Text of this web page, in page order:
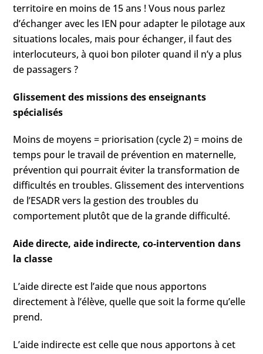
territoire en moins de 15 ans ! Vous nous parlez
d’échanger avec les IEN pour adapter le pilotage aux
situations locales, mais pour échanger, il faut des
interlocuteurs, à quoi bon piloter quand il n’y a plus
de passagers ?
Glissement des missions des enseignants
spécialisés
Moins de moyens = priorisation (cycle 2) = moins de
temps pour le travail de prévention en maternelle,
prévention qui pourrait éviter la transformation de
difficultés en troubles. Glissement des interventions
de l’ESADR vers la gestion des troubles du
comportement plutôt que de la grande difficulté.
Aide directe, aide indirecte, co-intervention dans
la classe
L’aide directe est l’aide que nous apportons
directement à l’élève, quelle que soit la forme qu’elle
prend.
L’aide indirecte est celle que nous apportons à cet